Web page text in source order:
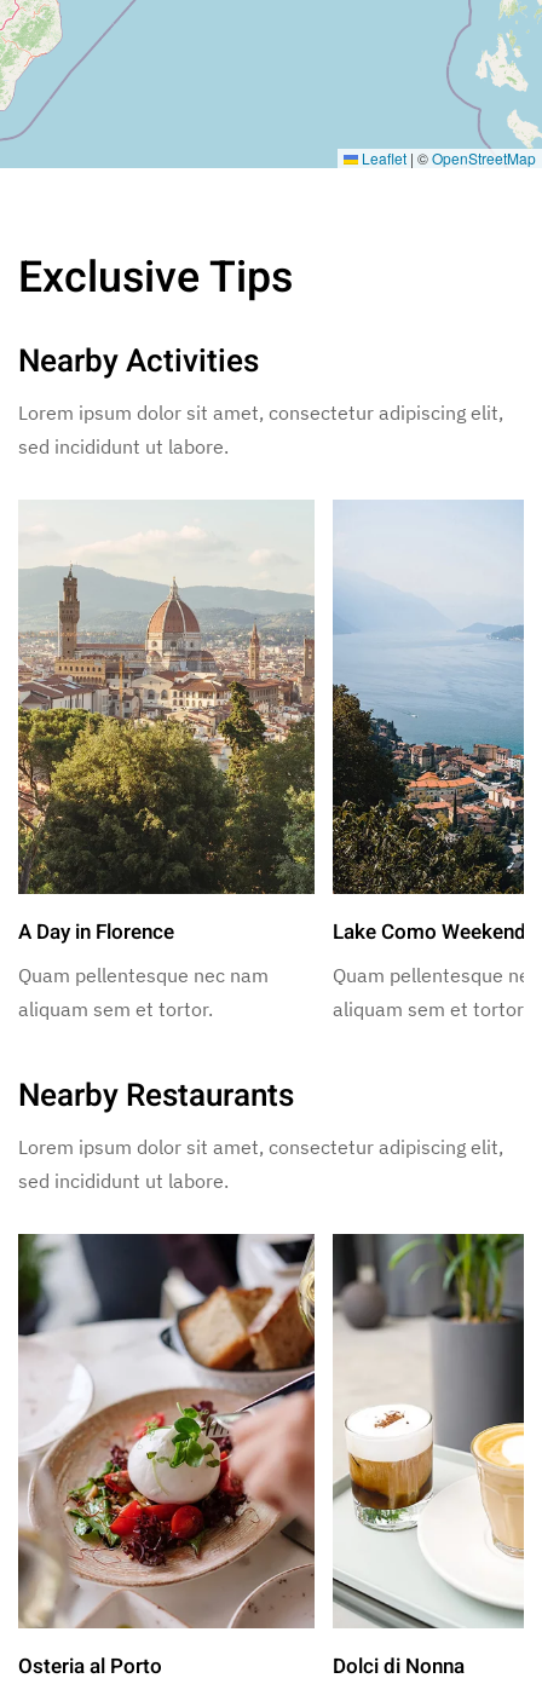
Leaflet | ©OpenStreetMap
Exclusive Tips
Nearby Activities
Lorem ipsum dolor sit amet, consectetur adipiscing elit,
sed incididunt ut labore.
A Day in Florence
Quam pellentesque nec nam
aliquam sem et tortor.
Lake Como Weekend
Quam pellentesque
aliquam sem et tortor.
Nearby Restaurants
Lorem ipsum dolor sit amet, consectetur adipiscing elit,
sed incididunt ut labore.
Osteria al Porto Dolci di Nonna